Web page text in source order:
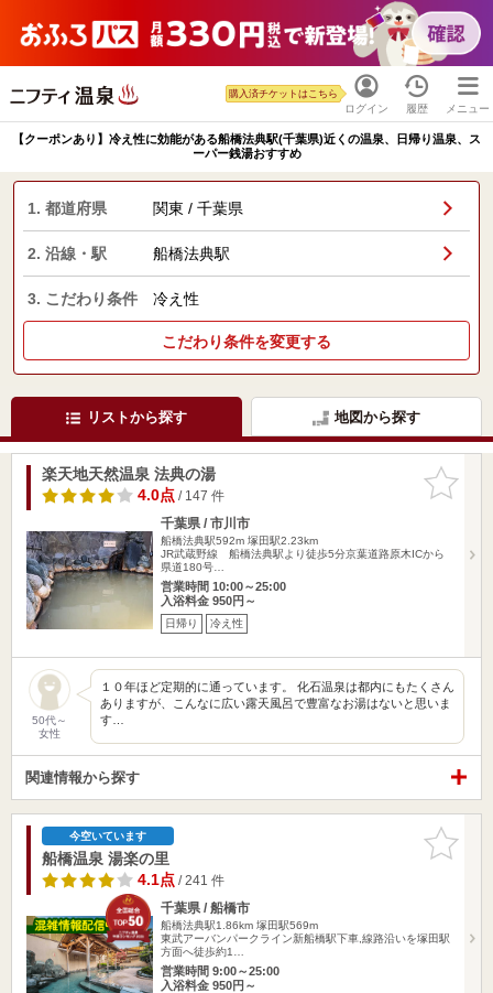
ログイン
購入済チケットはこちら
履歴 メニュー
【クーポンあり】冷え性に効能がある船橋法典駅(千葉県)近くの温泉、日帰り温泉、ス
ーパー銭湯おすすめ
1. 都道府県 関東 / 千葉県
2. 沿線・駅 船橋法典駅
3. こだわり条件 冷え性
こだわり条件を変更する
リストから探す 地図から探す
お気に入
りに追加
楽天地天然温泉 法典の湯
4.0点/ 147 件
千葉県 / 市川市
船橋法典駅592m 塚田駅2.23km
JR武蔵野線 船橋法典駅より徒歩5分京葉道路原木ICから
県道180号…
営業時間 10:00～25:00
入浴料金 950円～
日帰り 冷え性
50代～
女性
１０年ほど定期的に通っています。 化石温泉は都内にもたくさん
ありますが、こんなに広い露天風呂で豊富なお湯はないと思いま
す…
関連情報から探す
お気に入
りに追加
今空いています
船橋温泉 湯楽の里
4.1点/ 241 件
千葉県 / 船橋市
船橋法典駅1.86km 塚田駅569m
東武アーバンパークライン新船橋駅下車,線路沿いを塚田駅
方面へ徒歩約1…
営業時間 9:00～25:00
入浴料金 950円～